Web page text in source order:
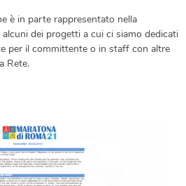
è in parte rappresentato nella
dei progetti a cui ci siamo dedicati
per il committente o in staff con altre
Rete.